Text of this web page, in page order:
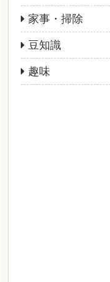
家事・掃除
豆知識
趣味